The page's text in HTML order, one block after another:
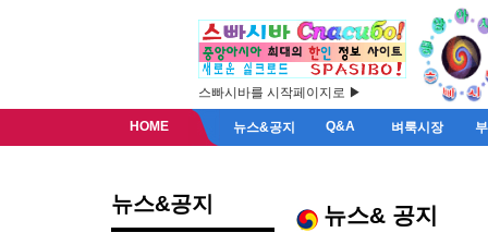
스빠시바를 시작페이지로 ▶
HOME 뉴스&공지 Q&A 벼룩시장
뉴스&공지 뉴스& 공지